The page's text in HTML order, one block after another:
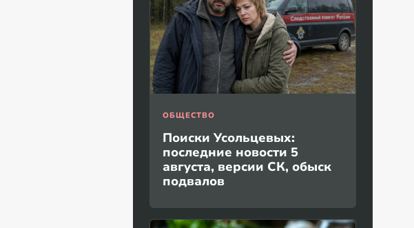
ОБЩЕСТВО
Поиски Усольцевых:
последние новости 5
августа, версии СК, обыск
подвалов